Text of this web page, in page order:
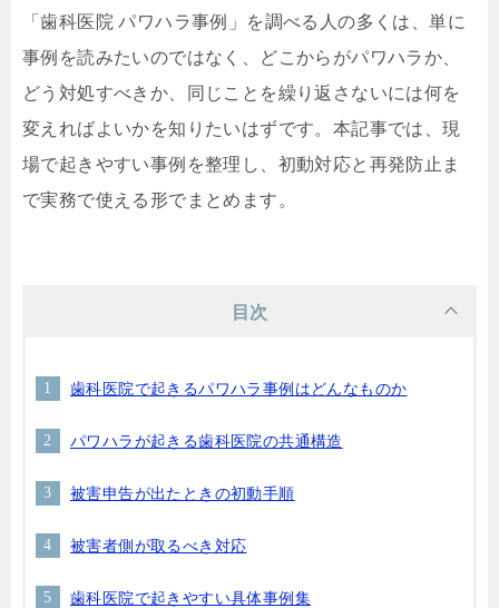
「歯科医院 パワハラ事例」を調べる人の多くは、単に
事例を読みたいのではなく、どこからがパワハラか、
どう対処すべきか、同じことを繰り返さないには何を
変えればよいかを知りたいはずです。本記事では、現
場で起きやすい事例を整理し、初動対応と再発防止ま
で実務で使える形でまとめます。
目次
歯科医院で起きるパワハラ事例はどんなものか
パワハラが起きる歯科医院の共通構造
被害申告が出たときの初動手順
被害者側が取るべき対応
歯科医院で起きやすい具体事例集